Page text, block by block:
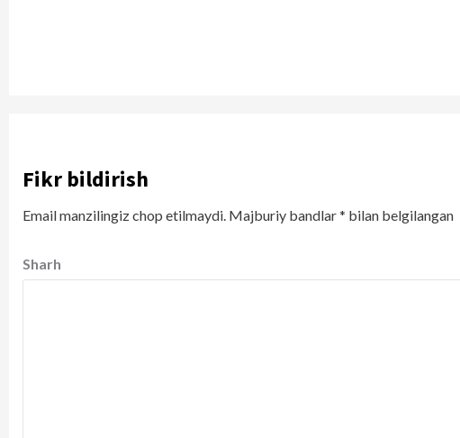
Fikr bildirish
Email manzilingiz chop etilmaydi. Majburiy bandlar* bilan belgilangan
Sharh